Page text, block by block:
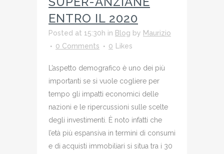
ENTRO IL 2020
Posted at 15:30h in Blog by Maurizio
0 Comments
0 Likes
L’aspetto demografico è uno dei più
importanti se si vuole cogliere per
tempo gli impatti economici delle
nazioni e le ripercussioni sulle scelte
degli investimenti. È noto infatti che
l’età più espansiva in termini di consumi
e di acquisti immobiliari si situa tra i 30